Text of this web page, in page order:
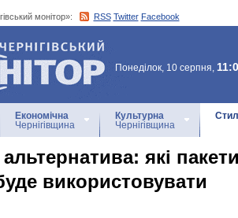
монітор»: RSS Twitter Facebook
монітор»
Понеділок, 10 серпня,
Економічна
Чернігівщина
Культурна
Чернігівщина
які
використовувати